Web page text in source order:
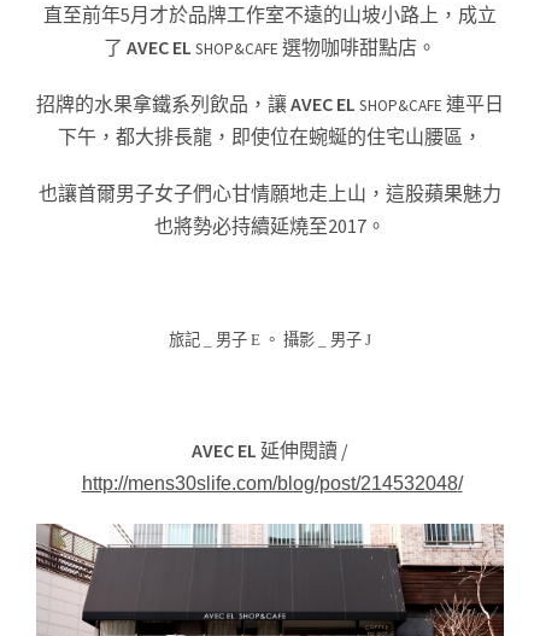
直至前年5月才於品牌工作室不遠的山坡小路上，成立
了 AVEC EL SHOP&CAFE 選物咖啡甜點店。
招牌的水果拿鐵系列飲品，讓AVEC EL SHOP&CAFE 連平日
下午，都大排長龍， 即使位在蜿蜒的住宅山腰區，
也讓首爾男子女子們心甘情願地走上山，這股蘋果魅力
也將勢必持續延燒至2017。
旅記 _ 男子 E 。 攝影 _ 男子 J
AVEC EL 延伸閱讀 /
http://mens30slife.com/blog/post/214532048/